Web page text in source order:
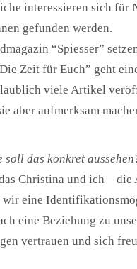
interessieren sich für
gefunden werden.
“Spiesser”
Zeit für Euch” geht
viele Artikel
aber aufmerksam
soll das konkret
Christina und ich – die
wir eine
eine Beziehung zu
vertrauen und sich